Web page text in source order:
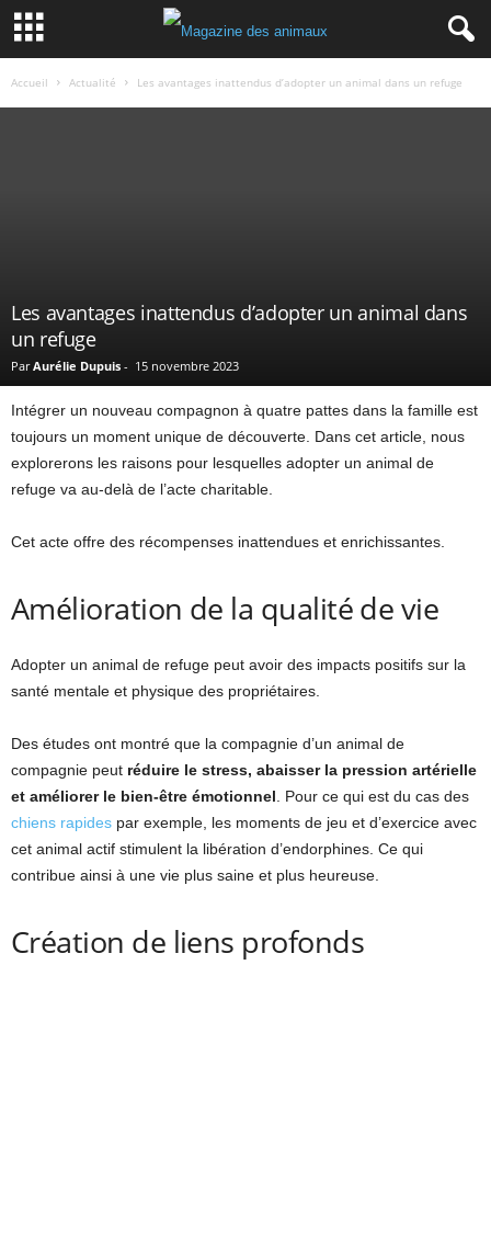
Accueil Actualité Les avantages inattendus d’adopter un animal dans un refuge
Les avantages inattendus d’adopter un animal dans
un refuge
Par Aurélie Dupuis - 15 novembre 2023
Intégrer un nouveau compagnon à quatre pattes dans la famille est
toujours un moment unique de découverte. Dans cet article, nous
explorerons les raisons pour lesquelles adopter un animal de
refuge va au-delà de l’acte charitable.
Cet acte offre des récompenses inattendues et enrichissantes.
Amélioration de la qualité de vie
Adopter un animal de refuge peut avoir des impacts positifs sur la
santé mentale et physique des propriétaires.
Des études ont montré que la compagnie d’un animal de
compagnie peut réduire le stress, abaisser la pression artérielle
et améliorer le bien-être émotionnel. Pour ce qui est du cas des
chiens rapides par exemple, les moments de jeu et d’exercice avec
cet animal actif stimulent la libération d’endorphines. Ce qui
contribue ainsi à une vie plus saine et plus heureuse.
Création de liens profonds